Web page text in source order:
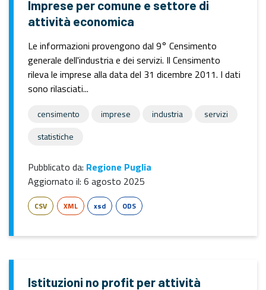
Imprese per comune e settore di
attività economica
Le informazioni provengono dal 9° Censimento
generale dell'industria e dei servizi. Il Censimento
rileva le imprese alla data del 31 dicembre 2011. I dati
sono rilasciati...
censimento imprese industria
servizi
statistiche
Pubblicato da: Regione Puglia
Aggiornato il: 6 agosto 2025
CSV XML xsd ODS
Istituzioni no profit per attività